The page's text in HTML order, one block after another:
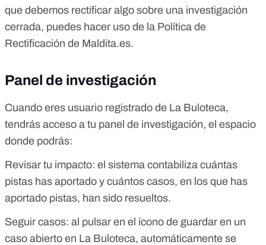
que debemos rectificar algo sobre una investigación
cerrada, puedes hacer uso de la Política de
Rectificación de Maldita.es.
Panel de investigación
Cuando eres usuario registrado de La Buloteca,
tendrás acceso a tu panel de investigación, el espacio
donde podrás:
Revisar tu impacto: el sistema contabiliza cuántas
pistas has aportado y cuántos casos, en los que has
aportado pistas, han sido resueltos.
Seguir casos: al pulsar en el ícono de guardar en un
caso abierto en La Buloteca, automáticamente se